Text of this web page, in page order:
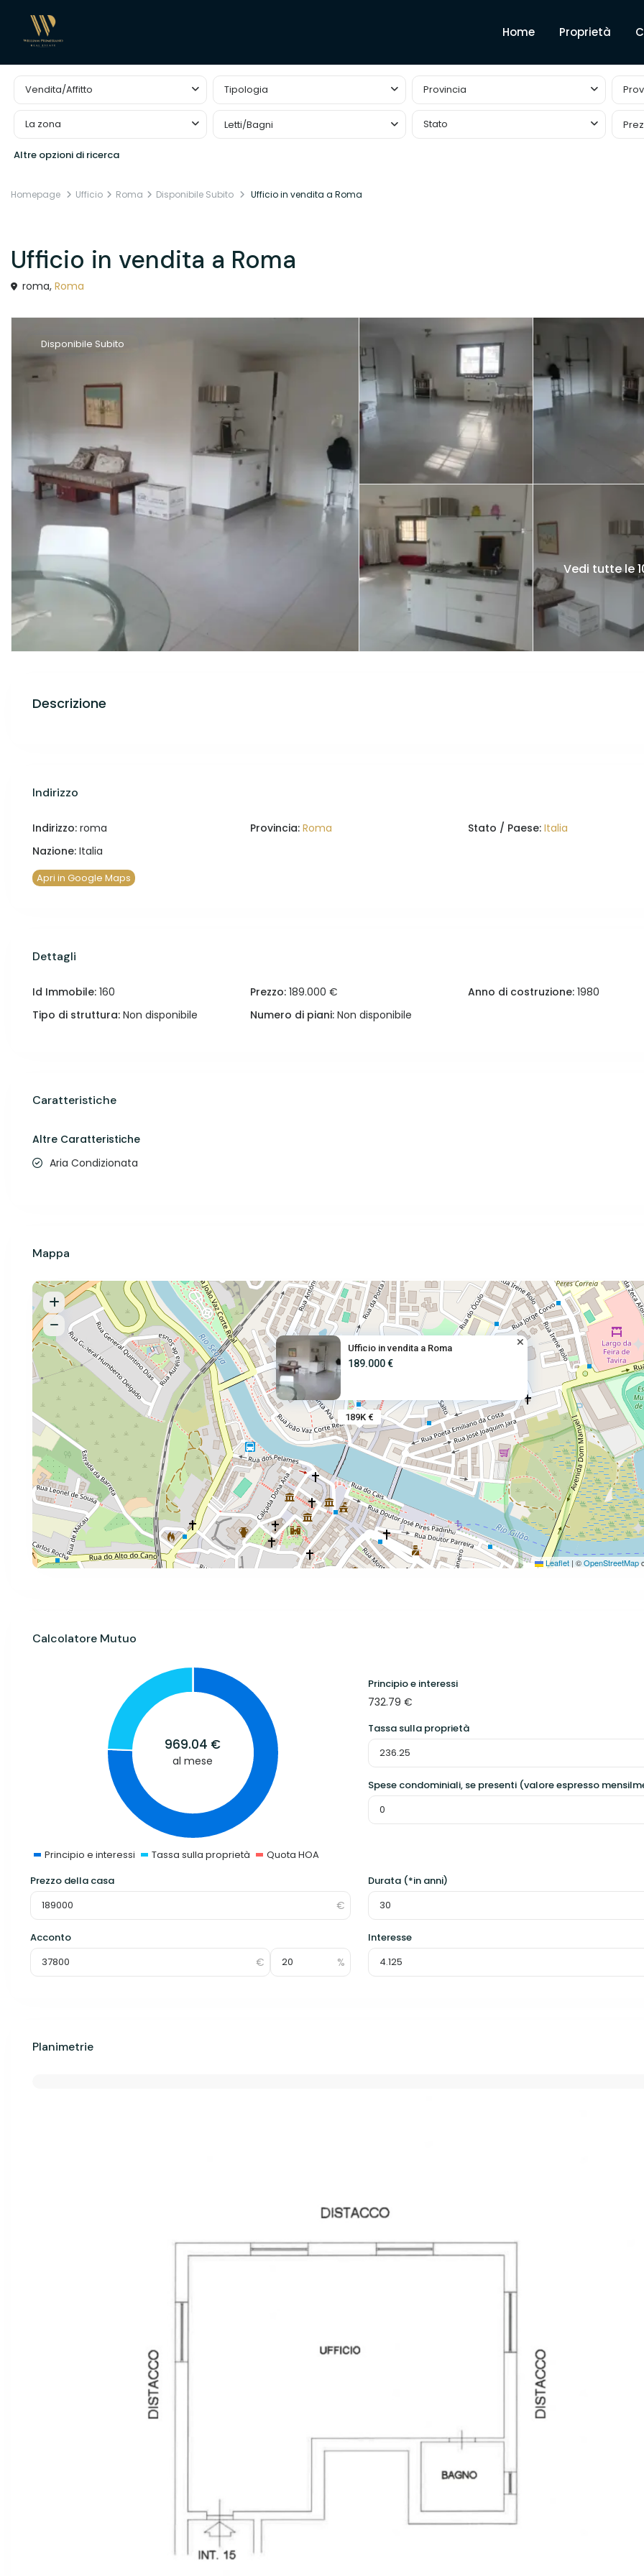
Home Proprietà
Ricerca avanzata
Vendita/Affitto Tipologia Provincia
La zona Letti/Bagni Stato
Altre opzioni di ricerca
Homepage Ufficio Roma Disponibile Subito Ufficio in vendita a Roma
Ufficio in vendita a Roma
roma, Roma
Disponibile Subito
Vedi tutte le
Descrizione
Indirizzo
Indirizzo: roma Provincia: Roma Stato / Paese: Italia
Nazione: Italia
Apri in Google Maps
Dettagli
Id Immobile: 160 Prezzo: 189.000 € Anno di costruzione: 1980
Tipo di struttura: Non disponibile Numero di piani: Non disponibile
Caratteristiche
Altre Caratteristiche
Aria Condizionata
Mappa
189K €
Ufficio in vendita a Roma
189.000 €
Leaflet | ©OpenStreetMap
Calcolatore Mutuo
969.04 €
al mese
Principio e interessi Tassa sulla proprietà Quota HOA
Principio e interessi
732.79 €
Tassa sulla proprietà
Spese condominiali, se presenti (valore espresso
Prezzo della casa
Acconto
Durata (*in anni)
Interesse
Planimetrie